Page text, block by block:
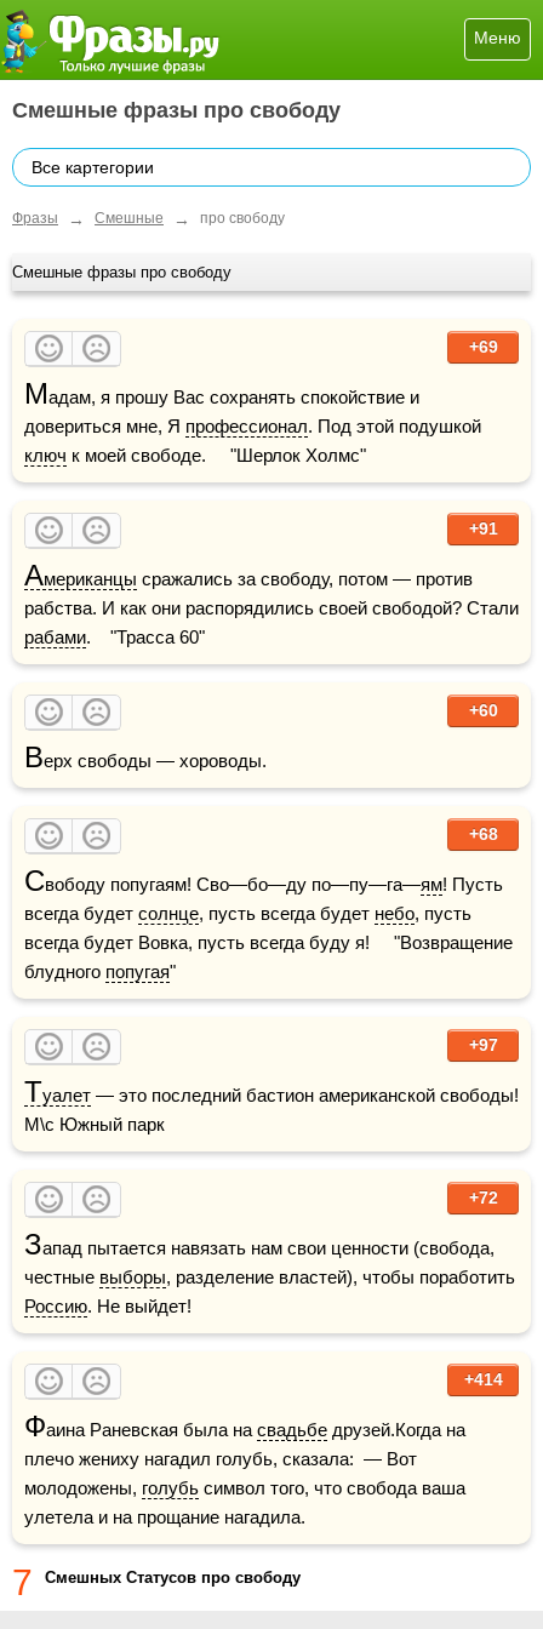
Меню
Смешные фразы про свободу
Все картегории
Фразы → Смешные → про свободу
Смешные фразы про свободу
+69
Мадам, я прошу Вас сохранять спокойствие и
довериться мне, Я профессионал
ключ к моей свободе.     "Шерлок Холмс"
+91
Американцы сражались за свободу, потом — против
рабами.    "Трасса 60"
+60
Верх свободы — хороводы.
+68
Свободу попугаям! Сво—бо—ду по—пу—га—ям! Пусть
всегда будет солнце, пусть всегда будет небо, пусть
всегда будет Вовка, пусть всегда буду я!     "Возвращение
блудного попугая"
+97
Туалет — это последний бастион американской свободы!
М\с Южный парк
+72
Запад пытается навязать нам свои ценности (свобода,
честные выборы
Россию. Не выйдет!
+414
Фаина Раневская была на свадьбе друзей.Когда на
плечо жениху нагадил голубь, сказала:  — Вот
молодожены, голубь символ того, что свобода ваша
улетела и на прощание нагадила.
7 Смешных Статусов про свободу